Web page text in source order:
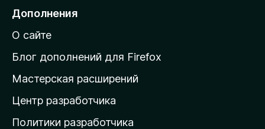
е
й
т
и
а
д
о
Дополнения
О сайте
Блог дополнений для Firefox
Мастерская расширений
Центр разработчика
Политики разработчика